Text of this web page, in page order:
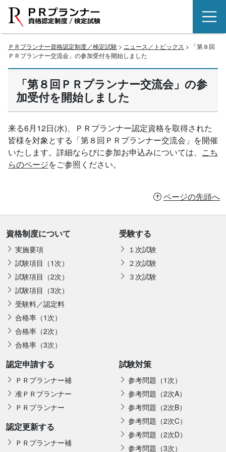
ＰＲプランナー資格認定制度／検定試験 > ニュース／トピックス > 「第８回
ＰＲプランナー交流会」の参加受付を開始しました
「第８回ＰＲプランナー交流会」の参
加受付を開始しました
来る6月12日(水)、ＰＲプランナー認定資格を取得された
皆様を対象とする「第８回ＰＲプランナー交流会」を開催
いたします。詳細ならびに参加お申込みについては、 こち
らのページをご参照ください。
ページの先頭へ
資格制度について
実施要項
試験項目（1次）
試験項目（2次）
試験項目（3次）
受験料／認定料
合格率（1次）
合格率（2次）
合格率（3次）
受験する
１次試験
２次試験
３次試験
認定申請する
ＰＲプランナー補
准ＰＲプランナー
ＰＲプランナー
認定更新する
ＰＲプランナー補
試験対策
参考問題（1次）
参考問題（2次A）
参考問題（2次B）
参考問題（2次C）
参考問題（2次D）
参考問題（3次）